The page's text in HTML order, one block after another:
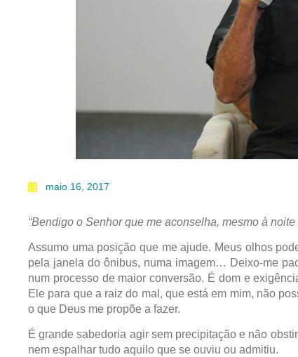
maio 16, 2017
“Bendigo o Senhor que me aconselha, mesmo à
Assumo uma posição que me ajude. Meus olhos
pela janela do ônibus, numa imagem… Deixo-me
num processo de maior conversão. É dom e
Ele para que a raiz do mal, que está em mim, não
o que Deus me propõe a fazer.
É grande sabedoria agir sem precipitação e não
nem espalhar tudo aquilo que se ouviu ou admitiu.